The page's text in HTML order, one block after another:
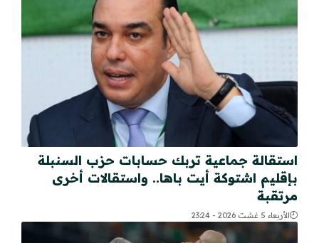
استقالة جماعية تربك حسابات حزب السنبلة
بإقليم اشتوكة أيت باها.. واستقالات أخرى
مرتقبة
الأربعاء 5 غشت 2026 - 23:24